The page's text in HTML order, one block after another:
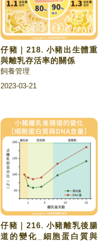
仔豬｜218. 小豬出生體重
與離乳存活率的關係
飼養管理
2023-03-21
仔豬｜216. 小豬離乳後腸
道的變化_細胞蛋白質與